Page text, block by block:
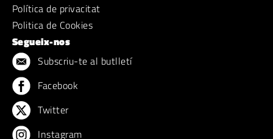
Política de privacitat
Politica de Cookies
Segueix-nos
Subscriu-te al butlletí
Facebook
Twitter
Instagram